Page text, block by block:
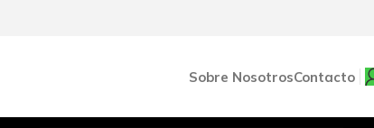
Sobre NosotrosContacto